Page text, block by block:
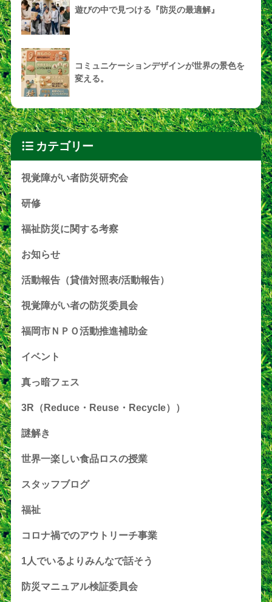
遊びの中で見つける『防災の最適解』
コミュニケーションデザインが世界の景色を
変える。
カテゴリー
視覚障がい者防災研究会
研修
福祉防災に関する考察
お知らせ
活動報告（貸借対照表/活動報告）
視覚障がい者の防災委員会
福岡市ＮＰＯ活動推進補助金
イベント
真っ暗フェス
3R（Reduce・Reuse・Recycle））
謎解き
世界一楽しい食品ロスの授業
スタッフブログ
福祉
コロナ禍でのアウトリーチ事業
1人でいるよりみんなで話そう
防災マニュアル検証委員会